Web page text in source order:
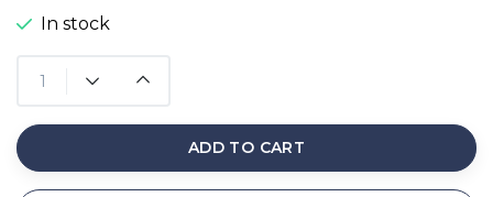
In stock
ADD TO CART